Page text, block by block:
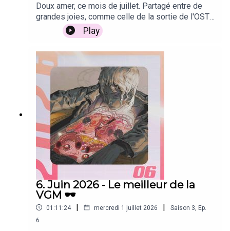
(00:25:58)inKONBINI
"Nostalgic Night", Archibaldi
(00:29:20) Simple Planes 2
"Endless Journey", Fat Bard
(00:33:36)RAKKA: WAKE 01
"スピード・コスモス", Pascal van den Bos,
ANDROMEDA, The Paradox Music Team
(00:37:52)Warhammer 40K: Mechanicus
"Rage of the Praetorians", Guillaume David
(00:42:44)Tides of Tomorrow
"Concrete Club Music", Doodseskader
Doux amer, ce mois de juillet. Partagé entre de
grandes joies, comme celle de la sortie de l'OST
de 1000xRESIST, de Denshattack!, qui sont
évidemment au menu de ce nouveau podcast, et
ce qui est déjà le meilleur mois de fréquentation
pour mon site nowplaying.cool, lancé en avril
dernier. Je vous suis vraiment très reconnaissant
d'être au rendez-vous et de me donner du
courage pour couvrir l'actu de la VGM au
quotidien.C'est d'autant plus important que
j'apprenais récemment qu'en septembre, l'un de
mes plus gros clients ferme le robinet, ce qui va
me priver d'un bon 50% de mes revenus
mensuels (ça c'est pour la partie moins cool de
juillet).Plus que jamais : si vous pouvez vous
permettre un abonnement sur Patreon, c'est très
apprécié. En plus, je suis désormais éligible aux
abonnements annuels, pensez-y 👀Les articles
évoqués dans le podcast :Mon interview avec
Corentin Brasart (Deer & Boy)Mon interview avec
Line Katcho et Drew Redman (1000xRESIST)Mon
Play
6. Juin 2026 - Le meilleur de la
VGM 🕶️
01:11:24 | mercredi 1 juillet 2026 | Saison 3, Ep.
6